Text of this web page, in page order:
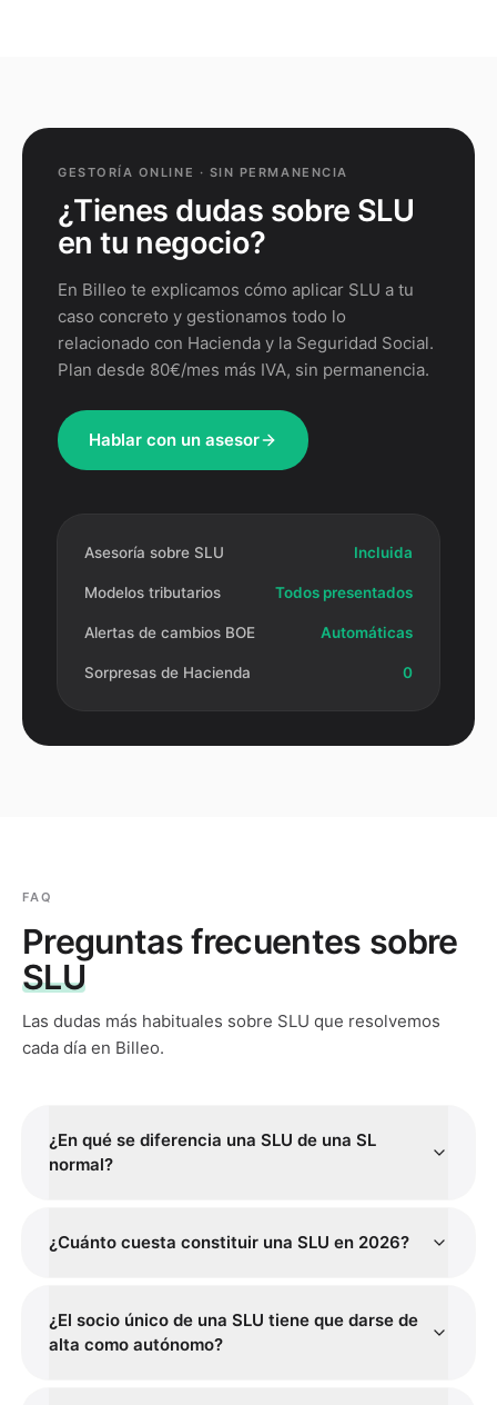
GESTORÍA ONLINE · SIN PERMANENCIA
¿Tienes dudas sobre SLU
en tu negocio?
En Billeo te explicamos cómo aplicar SLU a tu
caso concreto y gestionamos todo lo
relacionado con Hacienda y la Seguridad Social.
Plan desde 80€/mes más IVA, sin permanencia.
Hablar con un asesor
Asesoría sobre SLU Incluida
Modelos tributarios Todos presentados
Alertas de cambios BOE Automáticas
Sorpresas de Hacienda 0
FAQ
Preguntas frecuentes sobre
SLU
Las dudas más habituales sobre SLU que resolvemos
cada día en Billeo.
¿En qué se diferencia una SLU de una SL
normal?
¿Cuánto cuesta constituir una SLU en 2026?
¿El socio único de una SLU tiene que darse de
alta como autónomo?